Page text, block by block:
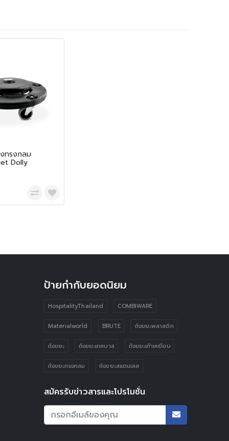
ทรงกลม
Dolly
ป้ายกำกับยอดนิยม
HospitalityThailand COMBIWARE
Materialworld BRUTE ถังขยะพลาสติก
ถังขยะ ถังขยะเทศบาล ถังขยะเท้าเหยียบ
ถังขยะทรงกลม ถังขยะสแตนเลส
สมัครรับข่าวสารและโปรโมชั่น